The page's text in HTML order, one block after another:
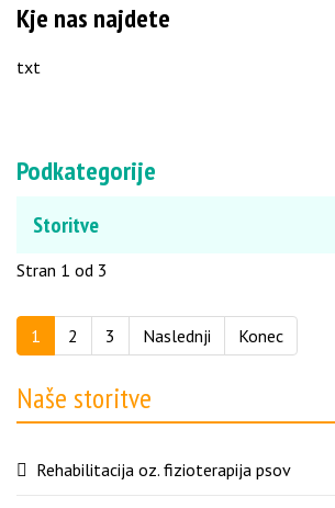
Kje nas najdete
txt
Podkategorije
Storitve
Stran 1 od 3
1 2 3 Naslednji Konec
Naše storitve
Rehabilitacija oz. fizioterapija psov